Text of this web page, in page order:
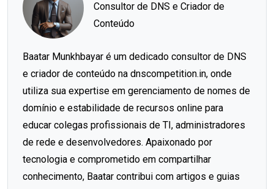
Consultor de DNS e Criador de
Conteúdo
Baatar Munkhbayar é um dedicado consultor de DNS
e criador de conteúdo na dnscompetition.in, onde
utiliza sua expertise em gerenciamento de nomes de
domínio e estabilidade de recursos online para
educar colegas profissionais de TI, administradores
de rede e desenvolvedores. Apaixonado por
tecnologia e comprometido em compartilhar
conhecimento, Baatar contribui com artigos e guias